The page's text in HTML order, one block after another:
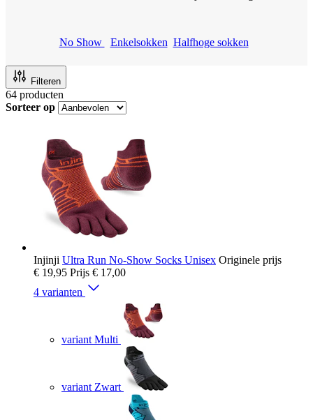
No Show Enkelsokken Halfhoge sokken
Filteren
64 producten
Sorteer op
Injinji Ultra Run No-Show Socks Unisex Originele prijs
€ 19,95 Prijs € 17,00
4 varianten
variant Multi
variant Zwart